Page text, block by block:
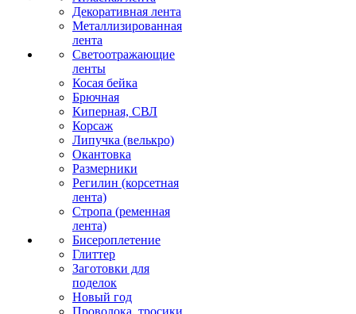
Декоративная лента
Металлизированная
лента
Светоотражающие
ленты
Косая бейка
Брючная
Киперная, СВЛ
Корсаж
Липучка (велькро)
Окантовка
Размерники
Регилин (корсетная
лента)
Стропа (ременная
лента)
Бисероплетение
Глиттер
Заготовки для
поделок
Новый год
Проволока, тросики